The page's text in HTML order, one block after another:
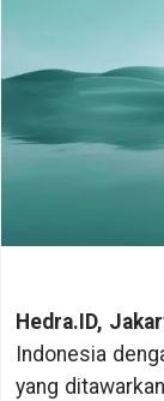
Hedra.ID,
Indonesia
yang